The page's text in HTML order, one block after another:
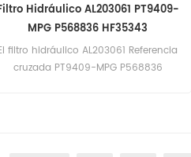
Hidráulico AL203061 PT9409-
MPG P568836 HF35343
filtro hidráulico AL203061 Referencia
cruzada PT9409-MPG P568836